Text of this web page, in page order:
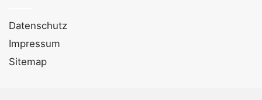
Datenschutz
Impressum
Sitemap